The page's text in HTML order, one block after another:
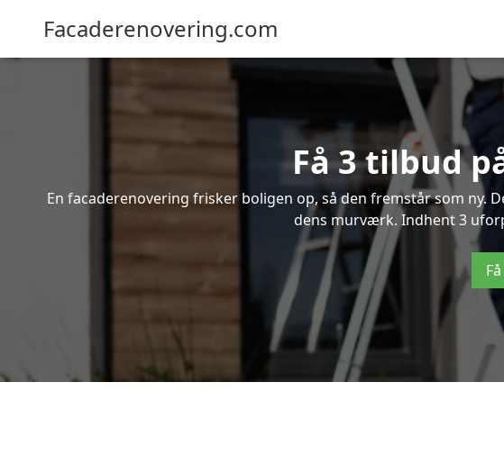
Facaderenovering.com
Få 3 tilbud
En facaderenovering frisker boligen op, så den fremstår som
dens murværk. Indhent 3